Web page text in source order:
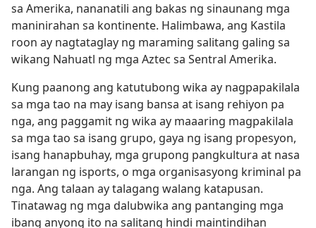
sa Amerika, nananatili ang bakas ng sinaunang mga
maninirahan sa kontinente. Halimbawa, ang Kastila
roon ay nagtataglay ng maraming salitang galing sa
wikang Nahuatl ng mga Aztec sa Sentral Amerika.
Kung paanong ang katutubong wika ay nagpapakilala
sa mga tao na may isang bansa at isang rehiyon pa
nga, ang paggamit ng wika ay maaaring magpakilala
sa mga tao sa isang grupo, gaya ng isang propesyon,
isang hanapbuhay, mga grupong pangkultura at nasa
larangan ng isports, o mga organisasyong kriminal pa
nga. Ang talaan ay talagang walang katapusan.
Tinatawag ng mga dalubwika ang pantanging mga
ibang anyong ito na salitang hindi maintindihan